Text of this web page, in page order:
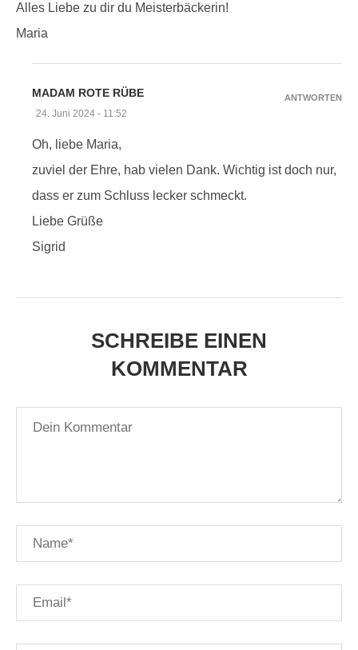
Alles Liebe zu dir du Meisterbäckerin!
Maria
MADAM ROTE RÜBE
24. Juni 2024 - 11:52
Oh, liebe Maria,
zuviel der Ehre, hab vielen Dank. Wichtig ist doch nur,
dass er zum Schluss lecker schmeckt.
Liebe Grüße
Sigrid
ANTWORTEN
SCHREIBE EINEN
KOMMENTAR